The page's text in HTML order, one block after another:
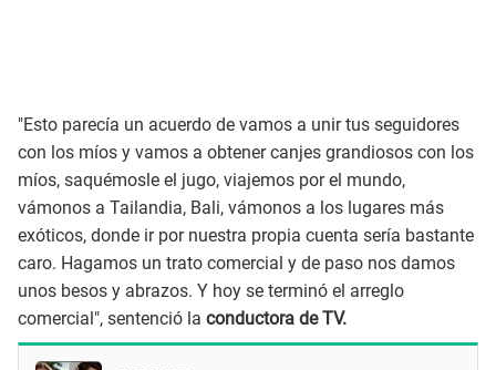
"Esto parecía un acuerdo de vamos a unir tus seguidores
con los míos y vamos a obtener canjes grandiosos con los
míos, saquémosle el jugo, viajemos por el mundo,
vámonos a Tailandia, Bali, vámonos a los lugares más
exóticos, donde ir por nuestra propia cuenta sería bastante
caro. Hagamos un trato comercial y de paso nos damos
unos besos y abrazos. Y hoy se terminó el arreglo
comercial", sentenció la conductora de TV.